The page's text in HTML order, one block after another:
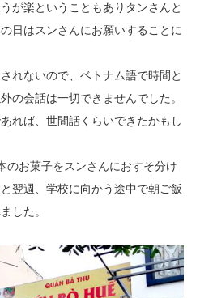
が楽ということもありタンさんと
日はスンさんにお願いすることに
れないので、ベトナム語で時間と
の会話は一切できませんでした。
れば、世間話くらいできたかもし
のお菓子をスンさんにおすそ分け
翌週、学校に向かう途中で朝ご飯
した。